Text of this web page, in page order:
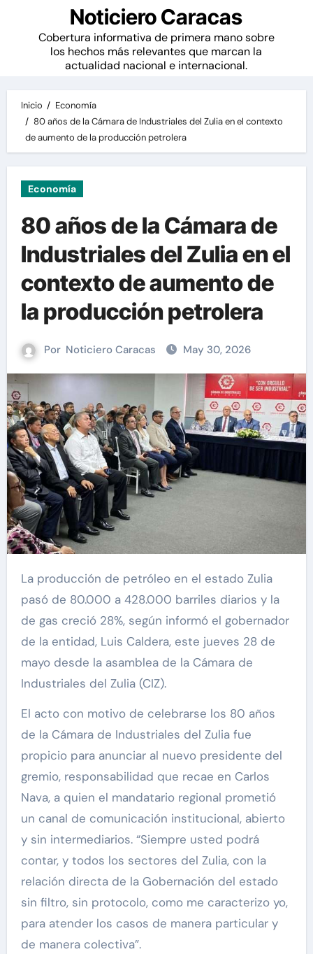
Noticiero Caracas
Cobertura informativa de primera mano sobre
los hechos más relevantes que marcan la
actualidad nacional e internacional.
Inicio
Economía
80 años de la Cámara de Industriales del Zulia en el contexto
de aumento de la producción petrolera
Economía
80 años de la Cámara de
Industriales del Zulia en el
contexto de aumento de
la producción petrolera
Por Noticiero Caracas May 30, 2026
La producción de petróleo en el estado Zulia
pasó de 80.000 a 428.000 barriles diarios y la
de gas creció 28%, según informó el gobernador
de la entidad, Luis Caldera, este jueves 28 de
mayo desde la asamblea de la Cámara de
Industriales del Zulia (CIZ).
El acto con motivo de celebrarse los 80 años
de la Cámara de Industriales del Zulia fue
propicio para anunciar al nuevo presidente del
gremio, responsabilidad que recae en Carlos
Nava, a quien el mandatario regional prometió
un canal de comunicación institucional, abierto
y sin intermediarios. “Siempre usted podrá
contar, y todos los sectores del Zulia, con la
relación directa de la Gobernación del estado
sin filtro, sin protocolo, como me caracterizo yo,
para atender los casos de manera particular y
de manera colectiva”.